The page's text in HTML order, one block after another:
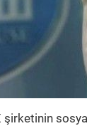
şirketinin